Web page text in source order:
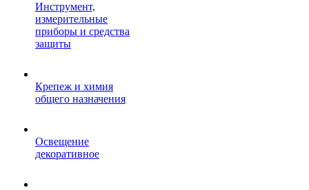
Инструмент,
измерительные
приборы и средства
защиты
Крепеж и химия
общего назначения
Освещение
декоративное